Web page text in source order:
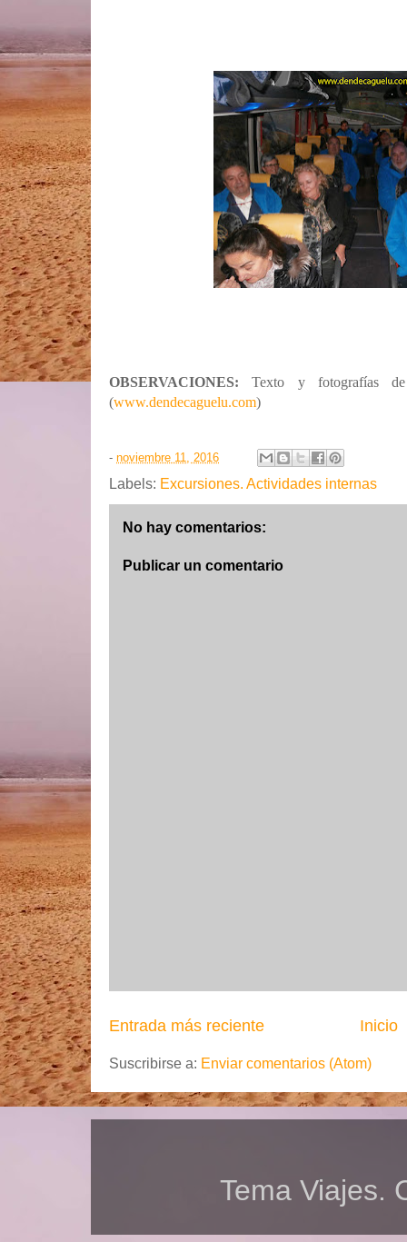
OBSERVACIONES: Texto y fotografías
(www.dendecaguelu.com)
- noviembre 11, 2016
Labels: Excursiones. Actividades internas
No hay comentarios:
Publicar un comentario
Entrada más reciente Inicio
Suscribirse a: Enviar comentarios (Atom)
Tema Viajes.